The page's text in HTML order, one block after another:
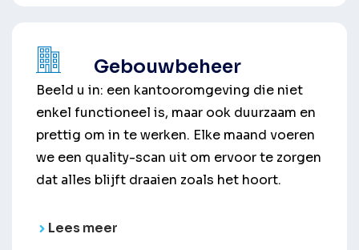
Gebouwbeheer
Beeld u in: een kantooromgeving die niet
enkel functioneel is, maar ook duurzaam en
prettig om in te werken. Elke maand voeren
we een quality-scan uit om ervoor te zorgen
dat alles blijft draaien zoals het hoort.
Lees meer